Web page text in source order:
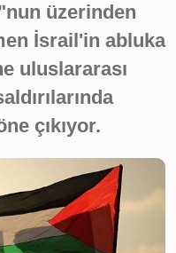
üzerinden
İsrail'in abluka
uluslararası
çıkıyor.